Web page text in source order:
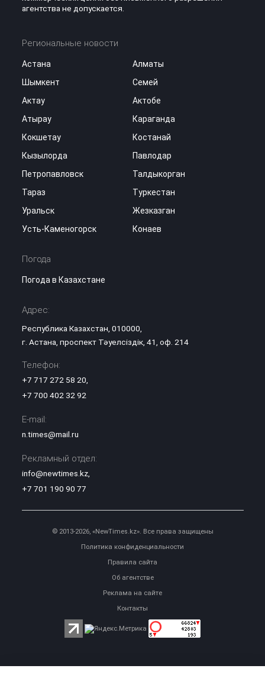
агентства не допускается.
Региональные новости
Астана
Алматы
Шымкент
Семей
Актау
Актобе
Атырау
Караганда
Кокшетау
Костанай
Кызылорда
Павлодар
Петропавловск
Талдыкорган
Тараз
Туркестан
Уральск
Жезказган
Усть-Каменогорск
Конаев
Погода
Погода в Казахстане
Адрес:
Республика Казахстан, 010000,
г. Астана, проспект Тәуелсіздік, 41, оф. 214
Телефон:
+7 717 272 58 20,
+7 700 402 32 92
E-mail:
n.times@mail.ru
Рекламный отдел:
info@newtimes.kz,
+7 701 190 90 77
© 2013-2026, «NewTimes.kz». Все права защищены
Политика конфиденциальности
Правила сайта
Об агентстве
Реклама на сайте
Контакты